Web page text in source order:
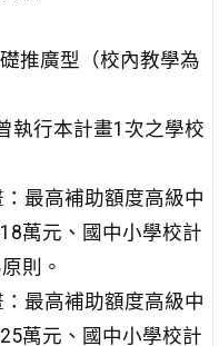
推廣型（校內教學為
執行本計畫1次之學校
最高補助額度高級中
萬元、國中小學校計
則。
最高補助額度高級中
萬元、國中小學校計